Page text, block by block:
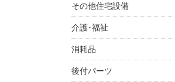
その他住宅設備
介護･福祉
消耗品
後付パーツ